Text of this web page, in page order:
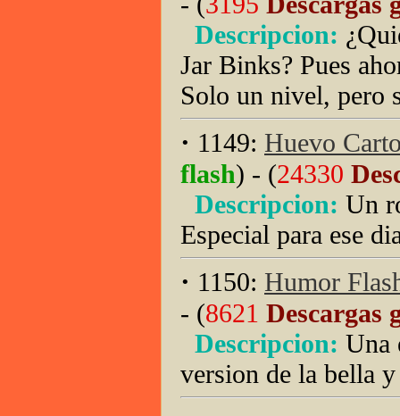
Descripcion:
Jar Binks? Pues
Solo un nivel, pero
· 1149: Huevo
flash) - (24330
Descripcion: Un
Especial para ese
· 1150: Humor
- (8621 Descargas
Descripcion: Una
version de la bella